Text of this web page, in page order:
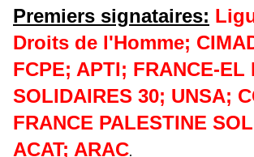
Premiers signataires:
Droits de l'Homme;
FCPE; APTI; FRANCE-EL
SOLIDAIRES 30; UNSA;
FRANCE PALESTINE
ACAT; ARAC.